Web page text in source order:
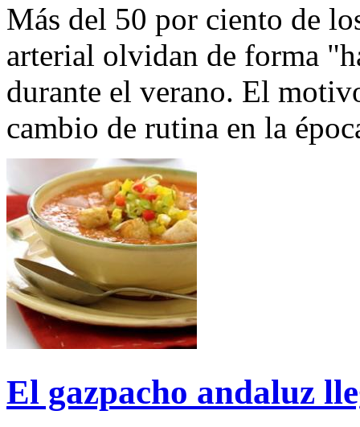
Más del 50 por ciento de
arterial olvidan de forma
durante el verano. El
cambio de rutina en la
El gazpacho andaluz